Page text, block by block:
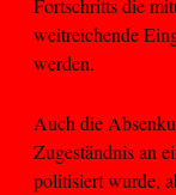
Fortschritts die
weitreichende
werden.
Auch die
Zugeständnis an
politisiert wurde,